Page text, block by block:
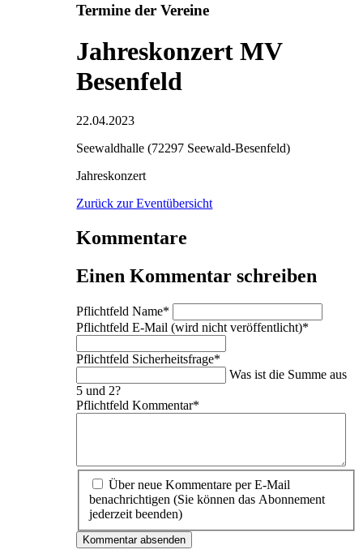
Termine der Vereine
Jahreskonzert MV
Besenfeld
22.04.2023
Seewaldhalle (72297 Seewald-Besenfeld)
Jahreskonzert
Zurück zur Eventübersicht
Kommentare
Einen Kommentar schreiben
PflichtfeldName*
PflichtfeldE-Mail (wird nicht veröffentlicht)*
Pflichtfeld Sicherheitsfrage*
Was ist die Summe aus
5 und 2?
PflichtfeldKommentar*
Über neue Kommentare per E-Mail
benachrichtigen (Sie können das Abonnement
jederzeit beenden)
Kommentar absenden